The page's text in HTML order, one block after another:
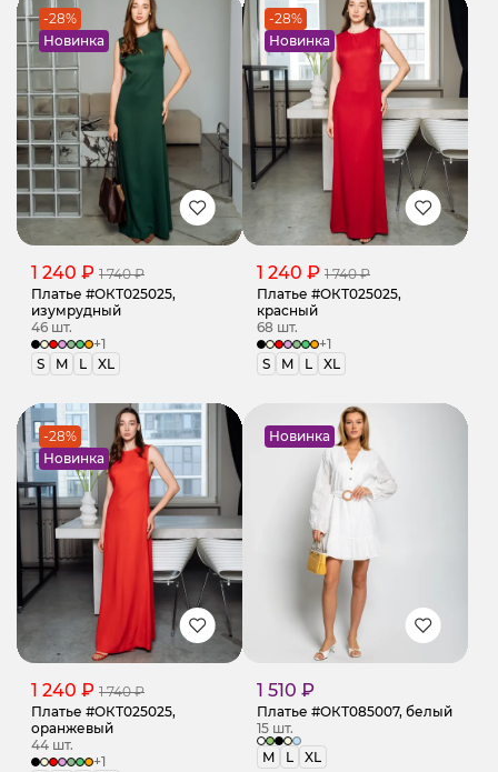
-28%
Новинка
1 240 ₽ 1 740 ₽
Платье #ОКТ025025,
изумрудный
46 шт.
+1
S
M L XL
-28%
Новинка
1 240 ₽ 1 740 ₽
Платье #ОКТ025025,
красный
68 шт.
+1
S
M L XL
-28%
Новинка
1 240 ₽ 1 740 ₽
Платье #ОКТ025025,
оранжевый
44 шт.
+1
Новинка
1 510 ₽
Платье #ОКТ085007, белый
15 шт.
M
L XL